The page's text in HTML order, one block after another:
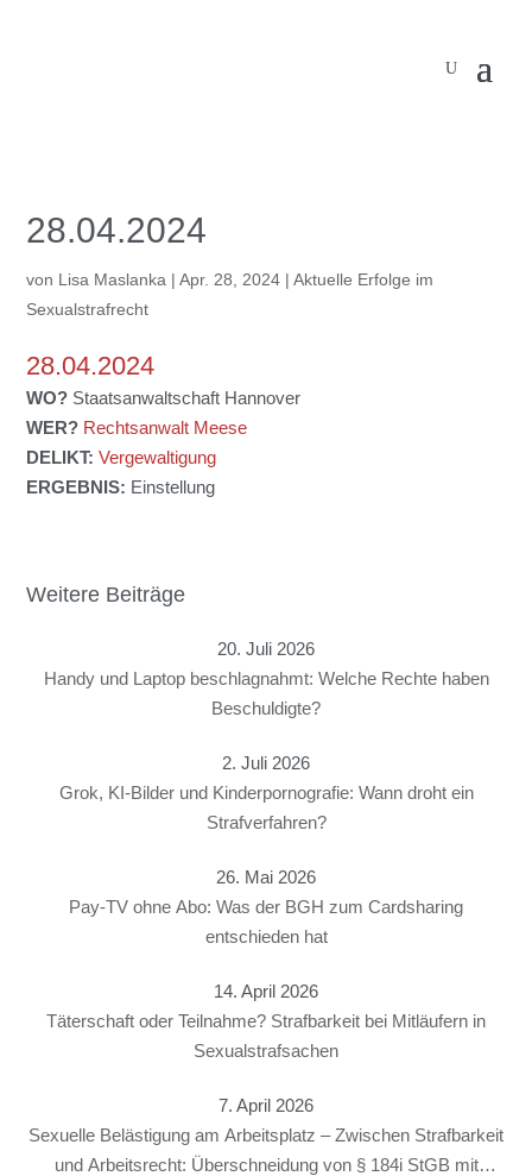
28.04.2024
von Lisa Maslanka |Apr. 28, 2024 |Aktuelle Erfolge im
Sexualstrafrecht
28.04.2024
WO? Staatsanwaltschaft Hannover
WER? Rechtsanwalt Meese
DELIKT:Vergewaltigung
ERGEBNIS: Einstellung
Weitere Beiträge
20. Juli 2026
Handy und Laptop beschlagnahmt: Welche Rechte haben
Beschuldigte?
2. Juli 2026
Grok, KI-Bilder und Kinderpornografie: Wann droht ein
Strafverfahren?
26. Mai 2026
Pay-TV ohne Abo: Was der BGH zum Cardsharing
entschieden hat
14. April 2026
Täterschaft oder Teilnahme? Strafbarkeit bei Mitläufern in
Sexualstrafsachen
7. April 2026
Sexuelle Belästigung am Arbeitsplatz – Zwischen Strafbarkeit
und Arbeitsrecht: Überschneidung von § 184i StGB mit